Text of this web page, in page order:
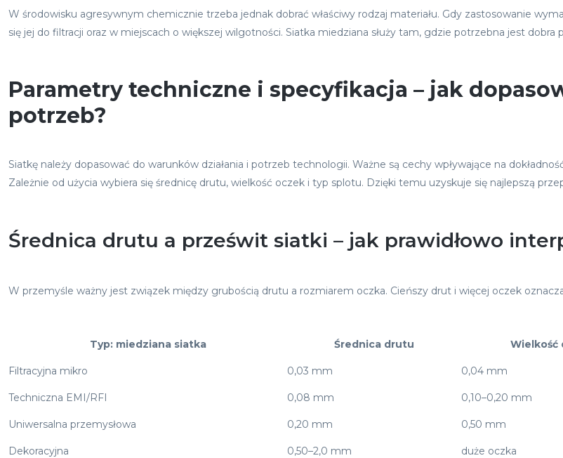
W środowisku agresywnym chemicznie trzeba jednak dobrać właściwy rodzaj materiału. Gdy zastosowanie
się jej do filtracji oraz w miejscach o większej wilgotności. Siatka miedziana służy tam, gdzie potrzebna jest
Parametry techniczne i specyfikacja – jak
potrzeb?
Siatkę należy dopasować do warunków działania i potrzeb technologii. Ważne są cechy wpływające na
Zależnie od użycia wybiera się średnicę drutu, wielkość oczek i typ splotu. Dzięki temu uzyskuje się najlepszą
Średnica drutu a prześwit siatki – jak prawidłowo
W przemyśle ważny jest związek między grubością drutu a rozmiarem oczka. Cieńszy drut i więcej oczek
Typ: miedziana siatka Średnica drutu Wielkość
Filtracyjna mikro 0,03 mm 0,04 mm
Techniczna EMI/RFI 0,08 mm 0,10–0,20 mm
Uniwersalna przemysłowa 0,20 mm 0,50 mm
Dekoracyjna 0,50–2,0 mm duże oczka